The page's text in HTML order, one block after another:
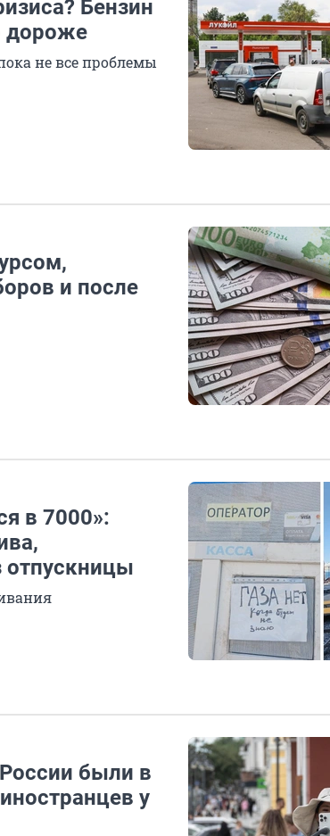
Бензин
дороже
не все проблемы
и после
в 7000»:
отпускницы
были в
у